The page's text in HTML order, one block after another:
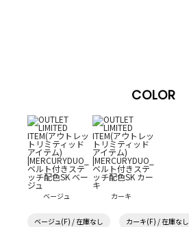
COLOR
ベージュ カーキ
ベージュ(F) / 在庫なし カーキ(F) / 在庫なし